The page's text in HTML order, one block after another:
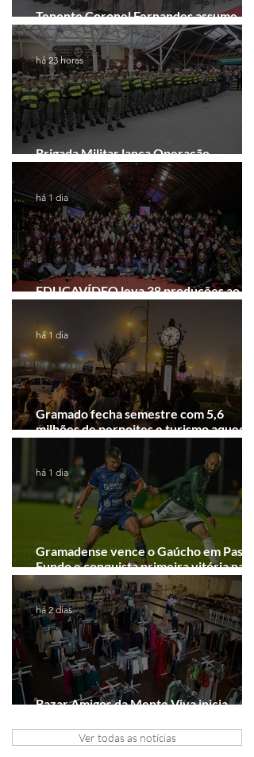
Tenente Coronel Fernandes assume
comando do 41º BPM em Gramado
Brigada Militar lança Operação
Convergência na Região das Hortênsias
há 23 horas
EDUCAVÍDEO leva 38 produções ao
Festival de Cinema de Gramado
há 1 dia
Gramado fecha semestre com 5,6
milhões de pernoites e turismo
Junho desponta!
há 1 dia
Gramadense vence o Gaúcho em Passo
Fundo e conquista primeira vitória na
Série A2
há 1 dia
Bazar Amigos da Mente Viva inicia
há 2 dias
Ver todas as notícias